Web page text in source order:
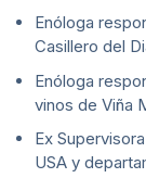
Enóloga
Casillero del
Enóloga
vinos de Viña
Ex
USA y